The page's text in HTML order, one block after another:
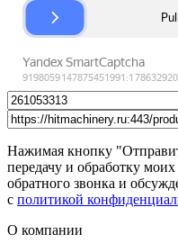
Нажимая кнопку
передачу и обработку
обратного звонка и
с политикой
О компании